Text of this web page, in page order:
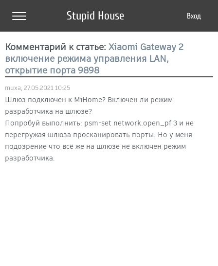
Stupid House Вход
Комментарий к статье: Xiaomi Gateway 2
включение режима управления LAN,
открытие порта 9898
muxa, 27.05.2021 10:25
Шлюз подключен к MiHome? Включен ли режим
разработчика на шлюзе?
Попробуй выполнить: psm-set network.open_pf 3 и не
перегружая шлюза просканировать порты. Но у меня
подозрение что всё же на шлюзе не включен режим
разработчика.